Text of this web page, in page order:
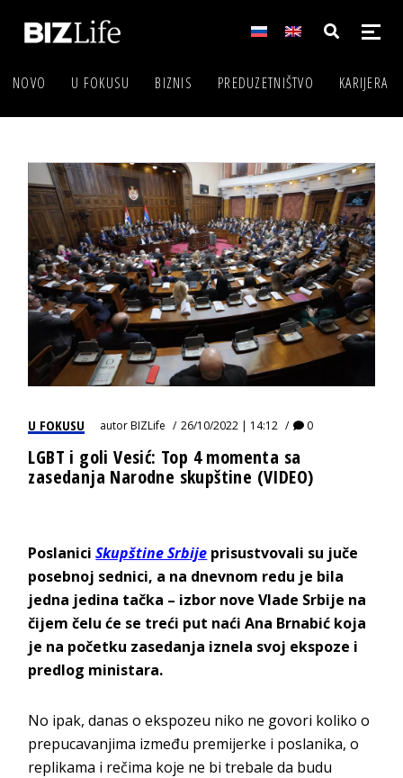
NOVO U FOKUSU BIZNIS PREDUZETNIŠTVO KARIJERA
U FOKUSU autorBIZLife 26/10/2022 | 14:12 0
LGBT i goli Vesić: Top 4 momenta sa
zasedanja Narodne skupštine (VIDEO)
PoslaniciSkupštine Srbije prisustvovali su juče
posebnoj sednici, a na dnevnom redu je bila
jedna jedina tačka – izbor nove Vlade Srbije na
čijem čelu će se treći put naći Ana Brnabić koja
je na početku zasedanja iznela svoj ekspoze i
predlog ministara.
No ipak, danas o ekspozeu niko ne govori koliko o
prepucavanjima između premijerke i poslanika, o
replikama i rečima koje ne bi trebale da budu